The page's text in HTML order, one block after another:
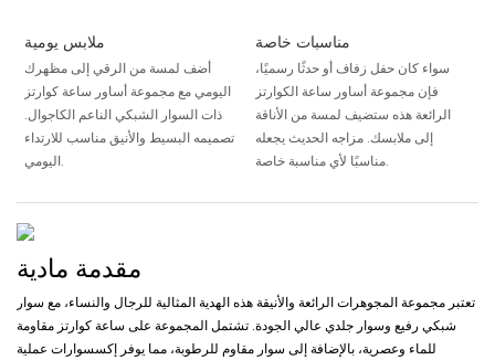
ملابس يومية
أضف لمسة من الرقي إلى مظهرك
اليومي مع مجموعة أساور ساعة كوارتز
ذات السوار الشبكي الناعم الكاجوال.
تصميمه البسيط والأنيق مناسب للارتداء
اليومي.
مناسبات خاصة
سواء كان حفل زفاف أو حدثًا رسميًا،
فإن مجموعة أساور ساعة الكوارتز
الرائعة هذه ستضيف لمسة من الأناقة
إلى ملابسك. مزاجه الحديث يجعله
مناسبًا لأي مناسبة خاصة.
مقدمة مادية
تعتبر مجموعة المجوهرات الرائعة والأنيقة هذه الهدية المثالية للرجال والنساء، مع سوار
شبكي رفيع وسوار جلدي عالي الجودة. تشتمل المجموعة على ساعة كوارتز مقاومة
للماء وعصرية، بالإضافة إلى سوار مقاوم للرطوبة، مما يوفر إكسسوارات عملية